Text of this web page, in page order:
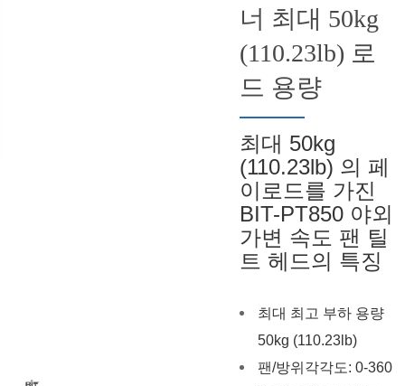
너 최대 50kg
(110.23lb) 로
드 용량
최대 50kg
(110.23lb) 의 페
이로드를 가진
BIT-PT850 야외
가변 속도 팬 틸
트 헤드의 특징
최대 최고 부하 용량
50kg (110.23lb)
팬/방위각각도: 0-360